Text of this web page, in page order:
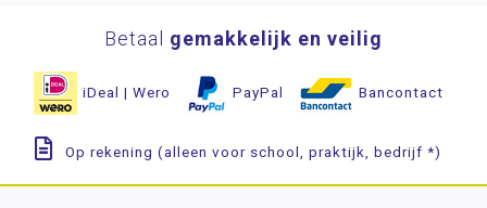
Betaal gemakkelijk en veilig
iDeal | Wero PayPal Bancontact
Op rekening (alleen voor school, praktijk, bedrijf *)